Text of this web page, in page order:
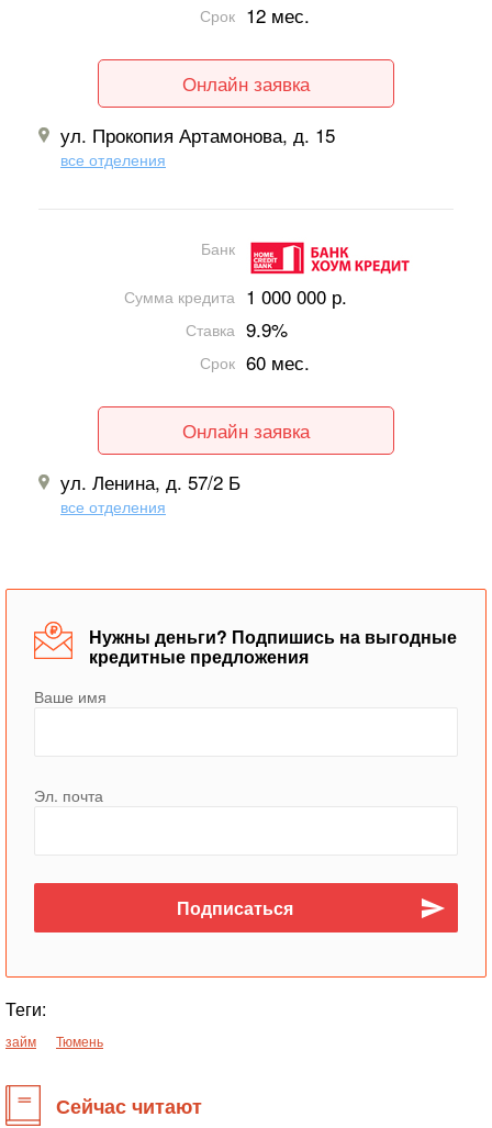
Срок 12 мес.
Онлайн заявка
ул. Прокопия Артамонова, д. 15
все отделения
Банк
Сумма кредита 1 000 000 р.
Ставка 9.9%
Срок 60 мес.
Онлайн заявка
ул. Ленина, д. 57/2 Б
все отделения
Нужны деньги? Подпишись на выгодные
кредитные предложения
Ваше имя
Эл. почта
Теги:
займ Тюмень
Сейчас читают